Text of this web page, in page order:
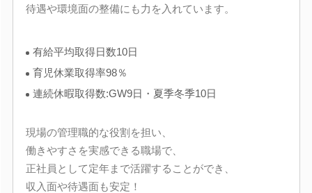
待遇や環境面の整備にも力を入れています。
有給平均取得日数10日
育児休業取得率98％
連続休暇取得数:GW9日・夏季冬季10日
現場の管理職的な役割を担い、
働きやすさを実感できる職場で、
正社員として定年まで活躍することができ、
収入面や待遇面も安定！